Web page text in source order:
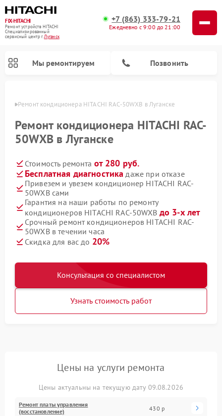
FIX-HITACHI
Ремонт устройств HITACHI
Специализированный
cервисный центр г.Луганск
+7 (863) 333-79-21
Ежедневно с 9:00 до 21:00
Мы ремонтируем Позвонить
Ремонт кондиционера HITACHI RAC-50WXB в Луганске
Ремонт кондиционера HITACHI RAC-
50WXB в Луганске
Стоимость ремонта от 280 руб.
Бесплатная диагностика даже при отказе
Привезем и увезем кондиционер HITACHI RAC-
50WXB сами
Гарантия на наши работы по ремонту
кондиционеров HITACHI RAC-50WXB до 3-х лет
Срочный ремонт кондиционеров HITACHI RAC-
50WXB в течении часа
Скидка для вас до 20%
Консультация со специалистом
Узнать стоимость работ
Цены на услуги ремонта
Цены актуальны на текущую дату 09.08.2026
Ремонт платы управления
(восстановление)
430 р